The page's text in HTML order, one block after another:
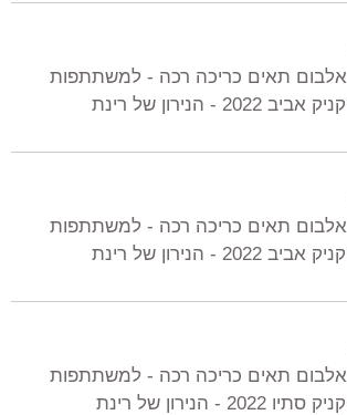
תאים כריכה רכה - למשתתפות
- הנירון של רינת
תאים כריכה רכה - למשתתפות
- הנירון של רינת
תאים כריכה רכה - למשתתפות
- הנירון של רינת